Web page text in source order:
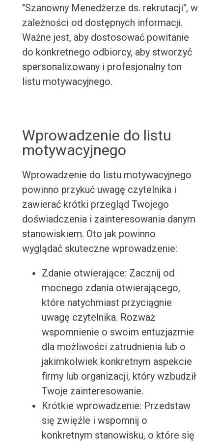
"Szanowny Menedżerze ds. rekrutacji", w
zależności od dostępnych informacji.
Ważne jest, aby dostosować powitanie
do konkretnego odbiorcy, aby stworzyć
spersonalizowany i profesjonalny ton
listu motywacyjnego.
Wprowadzenie do listu
motywacyjnego
Wprowadzenie do listu motywacyjnego
powinno przykuć uwagę czytelnika i
zawierać krótki przegląd Twojego
doświadczenia i zainteresowania danym
stanowiskiem. Oto jak powinno
wyglądać skuteczne wprowadzenie:
Zdanie otwierające: Zacznij od
mocnego zdania otwierającego,
które natychmiast przyciągnie
uwagę czytelnika. Rozważ
wspomnienie o swoim entuzjazmie
dla możliwości zatrudnienia lub o
jakimkolwiek konkretnym aspekcie
firmy lub organizacji, który wzbudził
Twoje zainteresowanie.
Krótkie wprowadzenie: Przedstaw
się zwięźle i wspomnij o
konkretnym stanowisku, o które się